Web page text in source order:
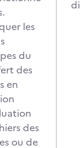
les
du
des
en
des
ou de